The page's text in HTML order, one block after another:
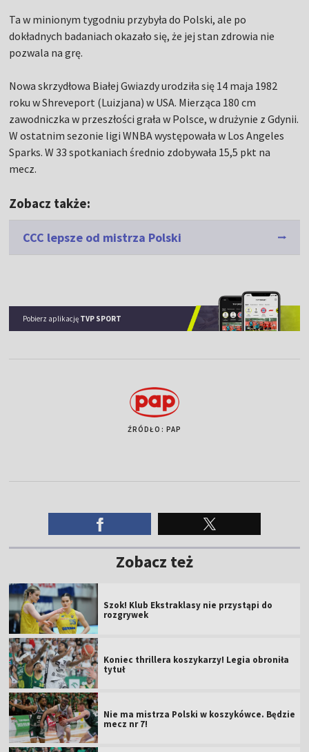
Ta w minionym tygodniu przybyła do Polski, ale po
dokładnych badaniach okazało się, że jej stan zdrowia nie
pozwala na grę.
Nowa skrzydłowa Białej Gwiazdy urodziła się 14 maja 1982
roku w Shreveport (Luizjana) w USA. Mierząca 180 cm
zawodniczka w przeszłości grała w Polsce, w drużynie z Gdynii.
W ostatnim sezonie ligi WNBA występowała w Los Angeles
Sparks. W 33 spotkaniach średnio zdobywała 15,5 pkt na
mecz.
Zobacz także:
CCC lepsze od mistrza Polski
Pobierz aplikację TVP SPORT
ŹRÓDŁO: PAP
Zobacz też
Szok! Klub Ekstraklasy nie przystąpi do
rozgrywek
Koniec thrillera koszykarzy! Legia obroniła
tytuł
Nie ma mistrza Polski w koszykówce. Będzie
mecz nr 7!